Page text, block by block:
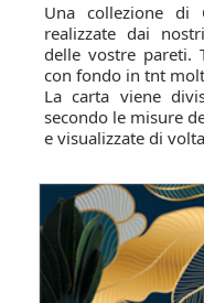
Una collezione di
realizzate dai
delle vostre pareti.
con fondo in tnt
La carta viene
secondo le misure
e visualizzate di